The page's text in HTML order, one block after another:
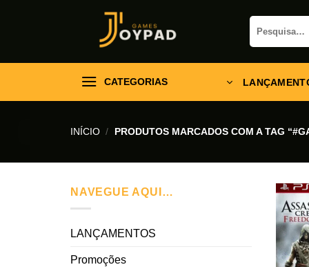
Pesquisar
por:
CATEGORIAS
INÍCIO / PRODUTOS MARCADOS COM A TAG
NAVEGUE AQUI…
LANÇAMENTOS
Promoções